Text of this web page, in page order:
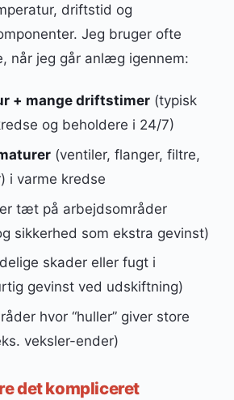
driftstid og
Jeg bruger ofte
når jeg går anlæg igennem:
+ mange driftstimer(typisk
og beholdere i 24/7)
(ventiler, flanger, filtre,
i varme kredse
tæt på arbejdsområder
sikkerhed som ekstra gevinst)
skader eller fugt i
gevinst ved udskiftning)
hvor “huller” giver store
veksler-ender)
det kompliceret